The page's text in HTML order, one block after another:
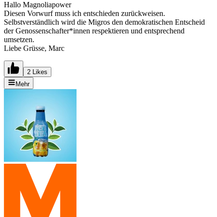
Hallo Magnoliapower
Diesen Vorwurf muss ich entschieden zurückweisen.
Selbstverständlich wird die Migros den demokratischen Entscheid
der Genossenschafter*innen respektieren und entsprechend
umsetzen.
Liebe Grüsse, Marc
2 Likes
Mehr